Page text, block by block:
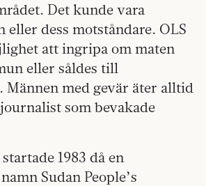
Det kunde vara
eller dess motståndare. OLS
att ingripa om maten
eller såldes till
Männen med gevär äter alltid
som bevakade
1983 då en
Sudan People’s